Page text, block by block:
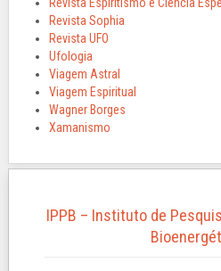
Revista Sophia
Revista UFO
Ufologia
Viagem Astral
Viagem Espiritual
Wagner Borges
Xamanismo
IPPB – Instituto de